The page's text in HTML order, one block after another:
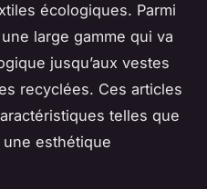
écologiques. Parmi
large gamme qui va
jusqu’aux vestes
recyclées. Ces articles
telles que
esthétique